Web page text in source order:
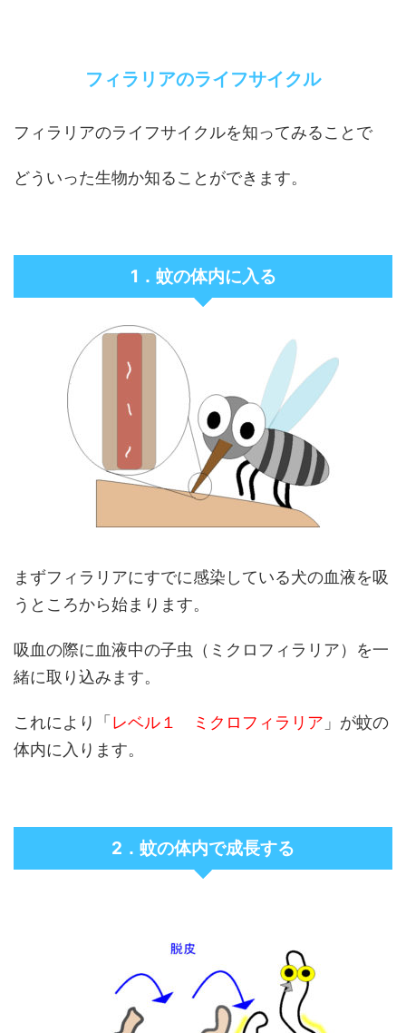
フィラリアのライフサイクル
フィラリアのライフサイクルを知ってみることで
どういった生物か知ることができます。
1．蚊の体内に入る
まずフィラリアにすでに感染している犬の血液を吸
うところから始まります。
吸血の際に血液中の子虫（ミクロフィラリア）を一
緒に取り込みます。
これにより「レベル１ ミクロフィラリア 」が蚊の
体内に入ります。
2．蚊の体内で成長する